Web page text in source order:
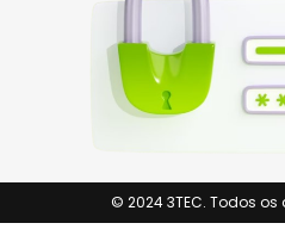
© 2024 3TEC. Todos